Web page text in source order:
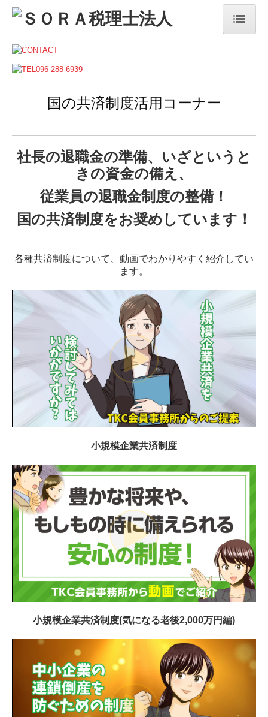
ホーム
私たちのこだわり
法人案内
法人概要
法人・個人事業者の方
相続税・資産税について
確定申告
顧問契約のながれ
料金について
採用情報
プライバシーポリシー
国の共済制度活用コーナー
社長の退職金の準備、いざというと
きの資金の備え、
従業員の退職金制度の整備！
国の共済制度をお奨めしています！
各種共済制度について、動画でわかりやすく紹介してい
ます。
小規模企業共済制度
小規模企業共済制度(気になる老後2,000万円編)